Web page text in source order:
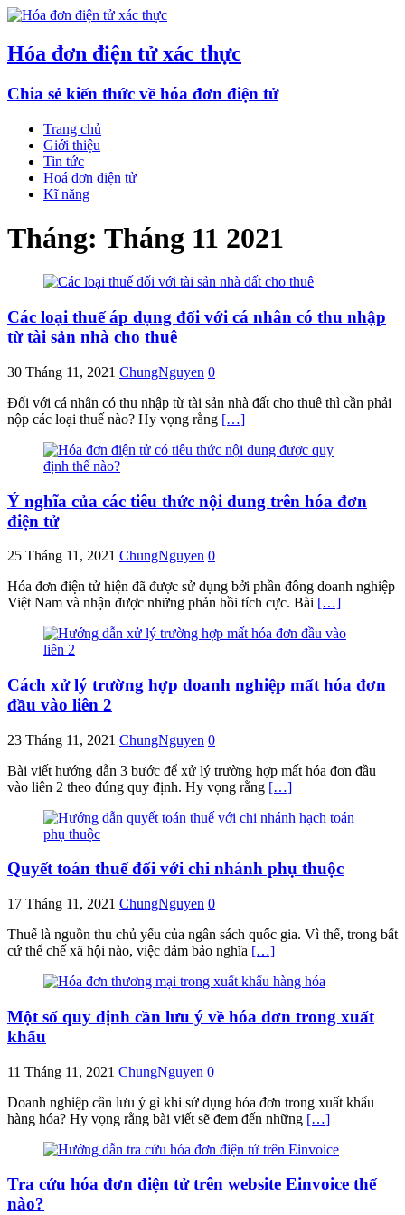
Hóa đơn điện tử xác thực
Chia sẻ kiến thức về hóa đơn điện tử
Trang chủ
Giới thiệu
Tin tức
Hoá đơn điện tử
Kĩ năng
Tháng: Tháng 11 2021
Các loại thuế áp dụng đối với cá nhân có thu nhập
từ tài sản nhà cho thuê
30 Tháng 11, 2021 ChungNguyen 0
Đối với cá nhân có thu nhập từ tài sản nhà đất cho thuê thì cần phải
nộp các loại thuế nào? Hy vọng rằng […]
Ý nghĩa của các tiêu thức nội dung trên hóa đơn
điện tử
25 Tháng 11, 2021 ChungNguyen 0
Hóa đơn điện tử hiện đã được sử dụng bởi phần đông doanh nghiệp
Việt Nam và nhận được những phản hồi tích cực. Bài […]
Cách xử lý trường hợp doanh nghiệp mất hóa đơn
đầu vào liên 2
23 Tháng 11, 2021 ChungNguyen 0
Bài viết hướng dẫn 3 bước để xử lý trường hợp mất hóa đơn đầu
vào liên 2 theo đúng quy định. Hy vọng rằng […]
Quyết toán thuế đối với chi nhánh phụ thuộc
17 Tháng 11, 2021 ChungNguyen 0
Thuế là nguồn thu chủ yếu của ngân sách quốc gia. Vì thế, trong bất
cứ thể chế xã hội nào, việc đảm bảo nghĩa […]
Một số quy định cần lưu ý về hóa đơn trong xuất
khẩu
11 Tháng 11, 2021 ChungNguyen 0
Doanh nghiệp cần lưu ý gì khi sử dụng hóa đơn trong xuất khẩu
hàng hóa? Hy vọng rằng bài viết sẽ đem đến những […]
Tra cứu hóa đơn điện tử trên website Einvoice thế
nào?